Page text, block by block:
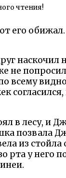
чтения!
его
наскочил
не
всему
в лесу, и
позвала
из стойла
рта у него